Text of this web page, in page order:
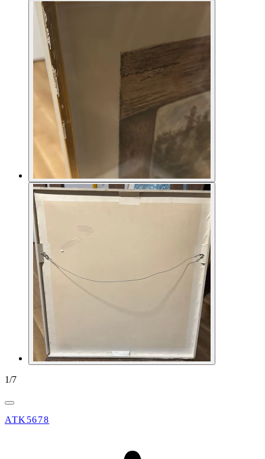
1/7
ATK5678